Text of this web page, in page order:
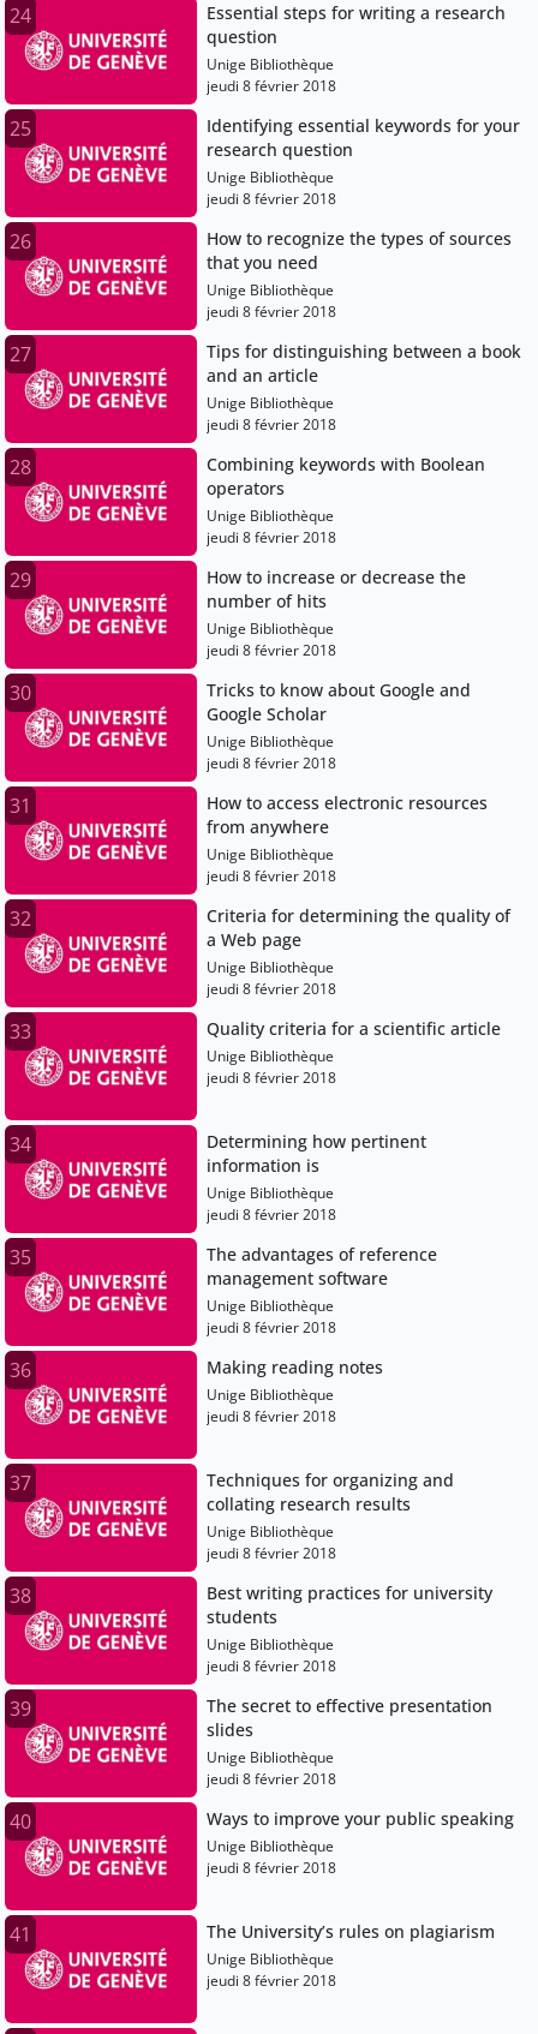
24
Essential steps for writing a research
question
Unige Bibliothèque
jeudi 8 février 2018
25
Identifying essential keywords for your
research question
Unige Bibliothèque
jeudi 8 février 2018
26
How to recognize the types of sources
that you need
Unige Bibliothèque
jeudi 8 février 2018
27
Tips for distinguishing between a book
and an article
Unige Bibliothèque
jeudi 8 février 2018
28
Combining keywords with Boolean
operators
Unige Bibliothèque
jeudi 8 février 2018
29
How to increase or decrease the
number of hits
Unige Bibliothèque
jeudi 8 février 2018
30
Tricks to know about Google and
Google Scholar
Unige Bibliothèque
jeudi 8 février 2018
31
How to access electronic resources
from anywhere
Unige Bibliothèque
jeudi 8 février 2018
32
Criteria for determining the quality of
a Web page
Unige Bibliothèque
jeudi 8 février 2018
33 Quality criteria for a scientific article
Unige Bibliothèque
jeudi 8 février 2018
34
Determining how pertinent
information is
Unige Bibliothèque
jeudi 8 février 2018
35
The advantages of reference
management software
Unige Bibliothèque
jeudi 8 février 2018
36 Making reading notes
Unige Bibliothèque
jeudi 8 février 2018
37
Techniques for organizing and
collating research results
Unige Bibliothèque
jeudi 8 février 2018
38
Best writing practices for university
students
Unige Bibliothèque
jeudi 8 février 2018
39
The secret to effective presentation
slides
Unige Bibliothèque
jeudi 8 février 2018
40 Ways to improve your public speaking
Unige Bibliothèque
jeudi 8 février 2018
41 The University’s rules on plagiarism
Unige Bibliothèque
jeudi 8 février 2018